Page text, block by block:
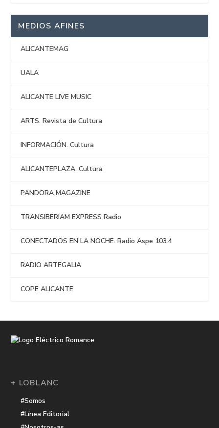
MEDIOS AFINES
ALICANTEMAG
UALA
ALICANTE LIVE MUSIC
ARTS. Revista de Cultura
INFORMACIÓN. Cultura
ALICANTEPLAZA. Cultura
PANDORA MAGAZINE
TRANSIBERIAM EXPRESS Radio
CONECTADOS EN LA NOCHE. Radio Aspe 103.4
RADIO ARTEGALIA
COPE ALICANTE
+ LOBLANC
#Somos
#Línea Editorial